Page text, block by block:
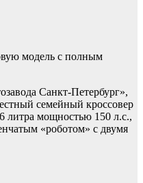
модель с полным
Санкт-Петербург»,
семейный кроссовер
литра мощностью 150 л.с.,
«роботом» с двумя